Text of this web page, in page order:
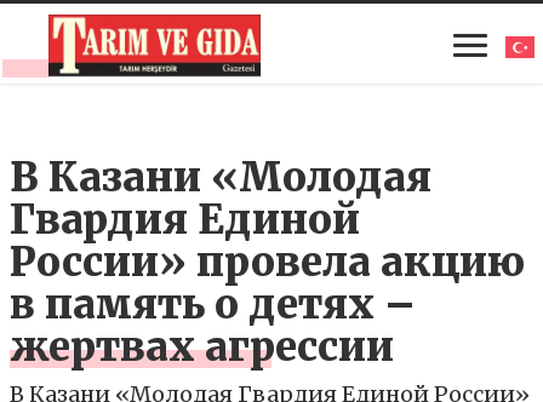
В Казани «Молодая
Гвардия Единой
России» провела акцию
в память о детях –
жертвах агрессии
В Казани «Молодая Гвардия Единой России»